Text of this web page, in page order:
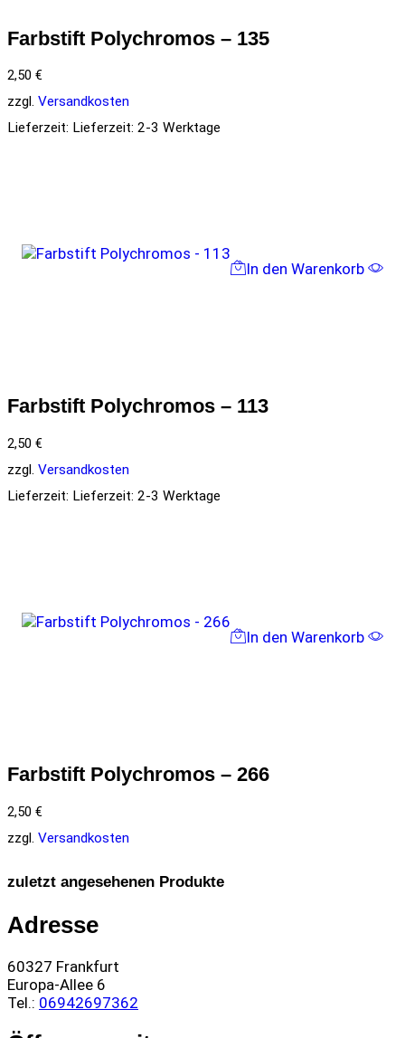
Farbstift Polychromos – 135
2,50 €
zzgl. Versandkosten
Lieferzeit: Lieferzeit: 2-3 Werktage
In den Warenkorb
Farbstift Polychromos – 113
2,50 €
zzgl. Versandkosten
Lieferzeit: Lieferzeit: 2-3 Werktage
In den Warenkorb
Farbstift Polychromos – 266
2,50 €
zzgl. Versandkosten
zuletzt angesehenen Produkte
Adresse
60327 Frankfurt
Europa-Allee 6
Tel.: 06942697362